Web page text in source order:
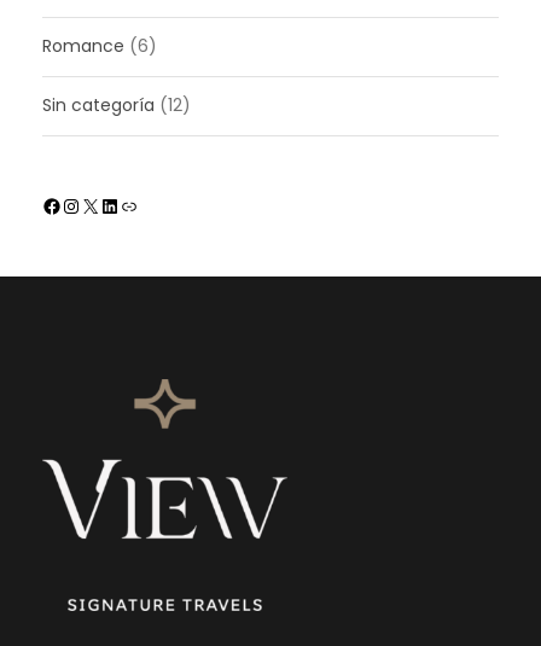
Romance (6)
Sin categoría (12)
Facebook InstagramX LinkedIn Enlace